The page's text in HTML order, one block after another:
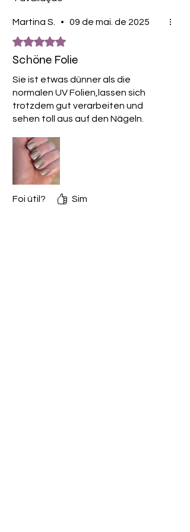
Titanium Dioxide, Aluminium Powder,
Isobutylphenoxy, Epoxy Resin,
Polyethylene Terephthalate, Fragrance.
Martina S. • 09 de mai. de 2025
Rated 5 out of 5 stars.
Schöne Folie
Sie ist etwas dünner als die
normalen UV Folien,lassen sich
trotzdem gut verarbeiten und
sehen toll aus auf den Nägeln.
Foi útil? Sim